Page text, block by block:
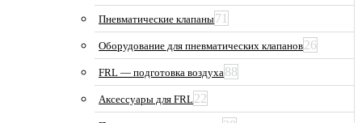
Пневматические клапаны71
Оборудование для пневматических клапанов26
FRL — подготовка воздуха88
Аксессуары для FRL22